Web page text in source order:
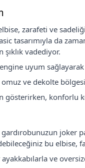
zarafeti ve
tasarımıyla da
vadediyor.
uyum
omuz ve dekolte
konforlu
joker
bu elbise,
ve